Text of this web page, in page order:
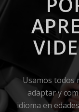
Usamos todos
adaptar y
idioma en